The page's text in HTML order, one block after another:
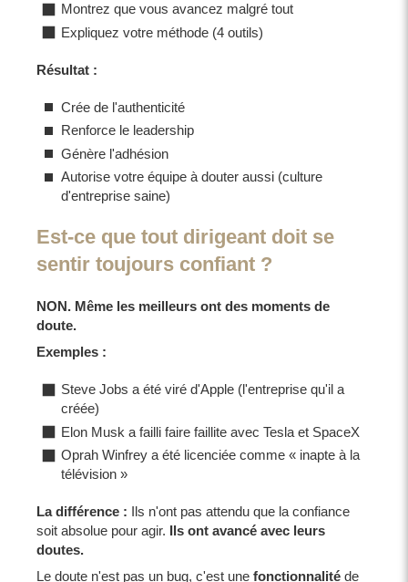
Montrez que vous avancez malgré tout
Expliquez votre méthode (4 outils)
Résultat :
Crée de l'authenticité
Renforce le leadership
Génère l'adhésion
Autorise votre équipe à douter aussi (culture
d'entreprise saine)
Est-ce que tout dirigeant doit se
sentir toujours confiant ?
NON. Même les meilleurs ont des moments de
doute.
Exemples :
Steve Jobs a été viré d'Apple (l'entreprise qu'il a
créée)
Elon Musk a failli faire faillite avec Tesla et SpaceX
Oprah Winfrey a été licenciée comme « inapte à la
télévision »
La différence : Ils n'ont pas attendu que la confiance
soit absolue pour agir. Ils ont avancé avec leurs
doutes.
Le doute n'est pas un bug, c'est une fonctionnalité de